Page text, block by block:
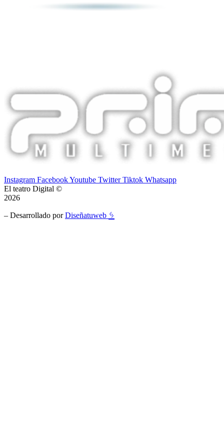
Instagram FacebookYoutube Twitter Tiktok Whatsapp
El teatro Digital ©
2026
– Desarrollado porDiseñatuweb ᛃ